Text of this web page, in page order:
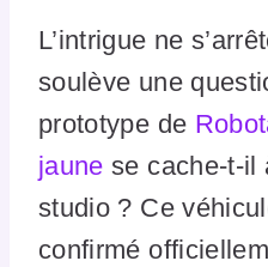
L’intrigue ne
soulève une
prototype de
jaune se cache-t-il
studio ? Ce
confirmé